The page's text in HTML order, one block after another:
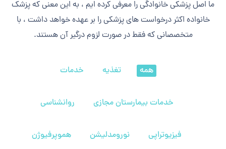
ما اصل پزشکی خانوادگی را معرفی کرده ایم ، به این معنی که پزشک
خانواده اکثر درخواست های پزشکی را بر عهده خواهد داشت ، با
متخصصانی که فقط در صورت لزوم درگیر آن هستند.
همه تغذیه خدمات
خدمات بیمارستان مجازی روانشناسی
فیزیوتراپی نورومدلیشن هموپرفیوژن